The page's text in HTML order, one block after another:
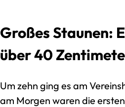
Großes Staunen:
über 40
Um zehn ging es am
am Morgen waren die